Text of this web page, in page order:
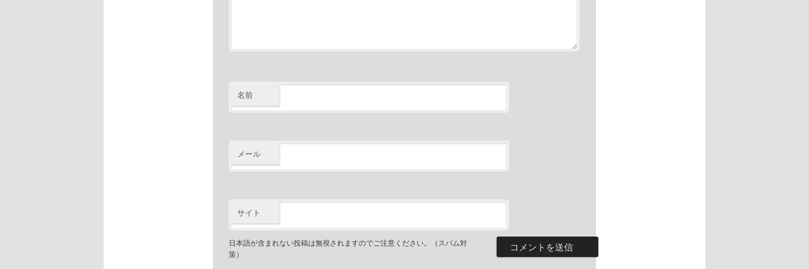
名前
メール
サイト
日本語が含まれない投稿は無視されますのでご注意ください。（スパム対
策）